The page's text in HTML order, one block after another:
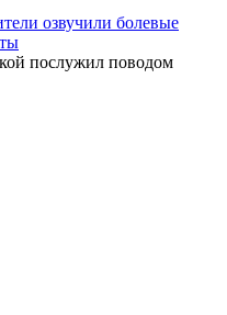
озвучили болевые
послужил поводом